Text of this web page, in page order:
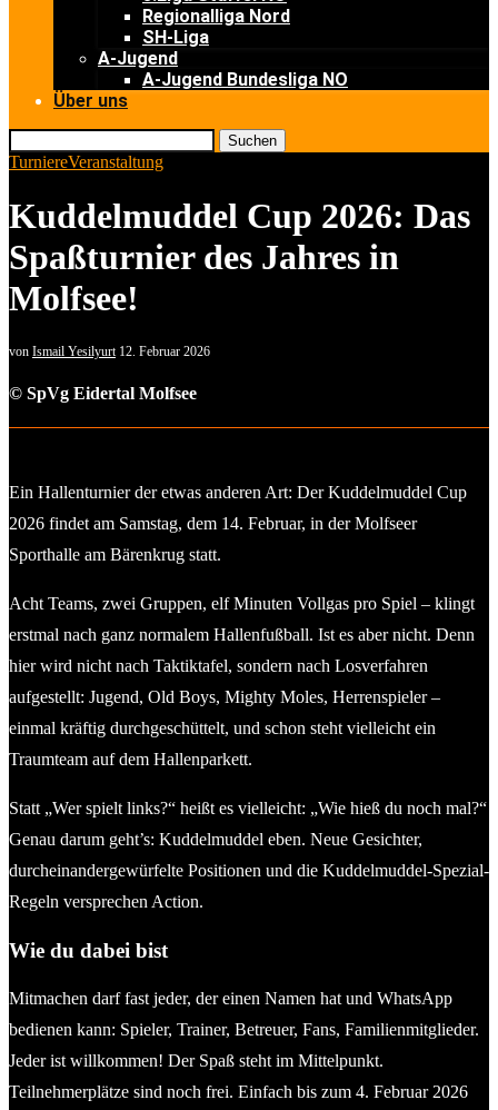
Regionalliga Nord
SH-Liga
A-Jugend
A-Jugend Bundesliga NO
Über uns
Suchen
TurniereVeranstaltung
Kuddelmuddel Cup 2026: Das
Spaßturnier des Jahres in
Molfsee!
von Ismail Yesilyurt 12. Februar 2026
© SpVg Eidertal Molfsee
Ein Hallenturnier der etwas anderen Art: Der Kuddelmuddel Cup
2026 findet am Samstag, dem 14. Februar, in der Molfseer
Sporthalle am Bärenkrug statt.
Acht Teams, zwei Gruppen, elf Minuten Vollgas pro Spiel – klingt
erstmal nach ganz normalem Hallenfußball. Ist es aber nicht. Denn
hier wird nicht nach Taktiktafel, sondern nach Losverfahren
aufgestellt: Jugend, Old Boys, Mighty Moles, Herrenspieler –
einmal kräftig durchgeschüttelt, und schon steht vielleicht ein
Traumteam auf dem Hallenparkett.
Statt „Wer spielt links?“ heißt es vielleicht: „Wie hieß du noch mal?“
Genau darum geht’s: Kuddelmuddel eben. Neue Gesichter,
durcheinandergewürfelte Positionen und die Kuddelmuddel-Spezial-
Regeln versprechen Action.
Wie du dabei bist
Mitmachen darf fast jeder, der einen Namen hat und WhatsApp
bedienen kann: Spieler, Trainer, Betreuer, Fans, Familienmitglieder.
Jeder ist willkommen! Der Spaß steht im Mittelpunkt.
Teilnehmerplätze sind noch frei. Einfach bis zum 4. Februar 2026